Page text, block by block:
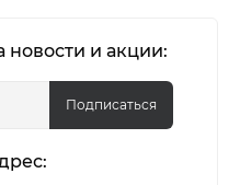
новости и акции:
Подписаться